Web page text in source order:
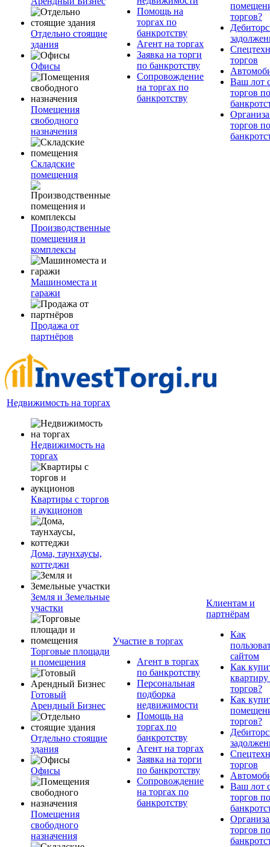
Отдельно стоящие
здания
Офисы
Помещения
свободного
назначения
Складские
помещения
Производственные
помещения и
комплексы
Машиноместа и
гаражи
Продажа от
партнёров
Помощь на
торгах по
банкротству
Агент на торгах
Заявка на торги
по банкротству
Сопровождение
на торгах по
банкротству
торгов?
торгов
Ваш лот
торгов по
торгов по
Недвижимость на торгах
Недвижимость на
торгах
Квартиры с торгов
и аукционов
Дома, таунхаусы,
коттеджи
Земля и Земельные
участки
Торговые площади
и помещения
Готовый
Арендный Бизнес
Отдельно стоящие
здания
Офисы
Помещения
свободного
назначения
Участие в торгах
Агент в торгах
по банкротству
Персональная
подборка
недвижимости
Помощь на
торгах по
банкротству
Агент на торгах
Заявка на торги
по банкротству
Сопровождение
на торгах по
банкротству
Клиентам и
партнёрам
Как
сайтом
Как
квартиру
торгов?
Как
торгов?
торгов
Ваш лот
торгов по
торгов по